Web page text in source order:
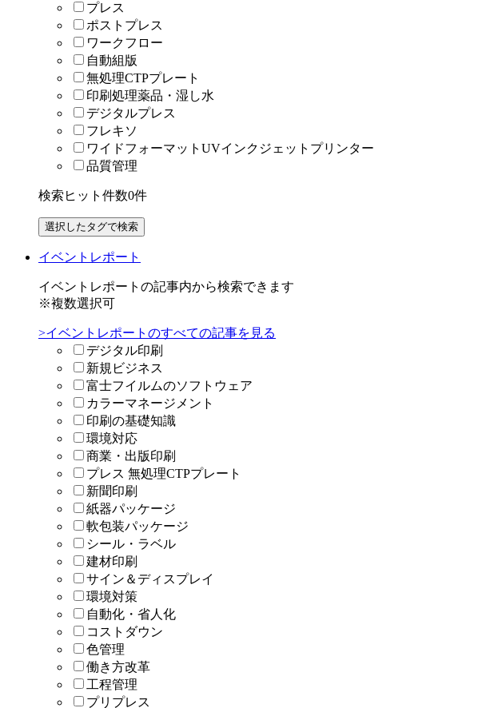
プレス
ポストプレス
ワークフロー
自動組版
無処理CTPプレート
印刷処理薬品・湿し水
デジタルプレス
フレキソ
ワイドフォーマットUVインクジェットプリンター
品質管理
検索ヒット件数0件
イベントレポート
イベントレポートの記事内から検索できます
※複数選択可
>イベントレポートのすべての記事を見る
デジタル印刷
新規ビジネス
富士フイルムのソフトウェア
カラーマネージメント
印刷の基礎知識
環境対応
商業・出版印刷
プレス 無処理CTPプレート
新聞印刷
紙器パッケージ
軟包装パッケージ
シール・ラベル
建材印刷
サイン＆ディスプレイ
環境対策
自動化・省人化
コストダウン
色管理
働き方改革
工程管理
プリプレス